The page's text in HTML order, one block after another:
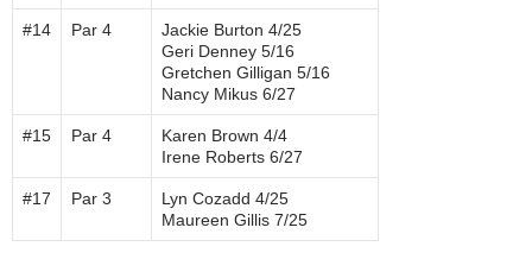
#14 Par 4
Jackie Burton 4/25
Geri Denney 5/16
Gretchen Gilligan 5/16
Nancy Mikus 6/27
#15 Par 4
Karen Brown 4/4
Irene Roberts 6/27
#17 Par 3
Lyn Cozadd 4/25
Maureen Gillis 7/25